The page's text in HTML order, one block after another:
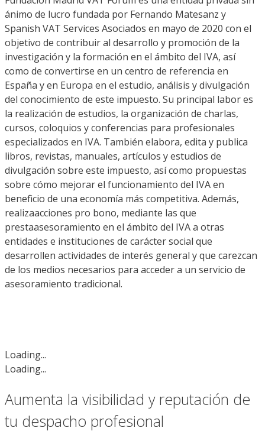
ánimo de lucro fundada por Fernando Matesanz y
Spanish VAT Services Asociados en mayo de 2020 con el
objetivo de contribuir al desarrollo y promoción de la
investigación y la formación en el ámbito del IVA, así
como de convertirse en un centro de referencia en
España y en Europa en el estudio, análisis y divulgación
del conocimiento de este impuesto. Su principal labor es
la realización de estudios, la organización de charlas,
cursos, coloquios y conferencias para profesionales
especializados en IVA. También elabora, edita y publica
libros, revistas, manuales, artículos y estudios de
divulgación sobre este impuesto, así como propuestas
sobre cómo mejorar el funcionamiento del IVA en
beneficio de una economía más competitiva. Además,
realizaacciones pro bono, mediante las que
prestaasesoramiento en el ámbito del IVA a otras
entidades e instituciones de carácter social que
desarrollen actividades de interés general y que carezcan
de los medios necesarios para acceder a un servicio de
asesoramiento tradicional.
Loading...
Loading...
Aumenta la visibilidad y reputación de
tu despacho profesional